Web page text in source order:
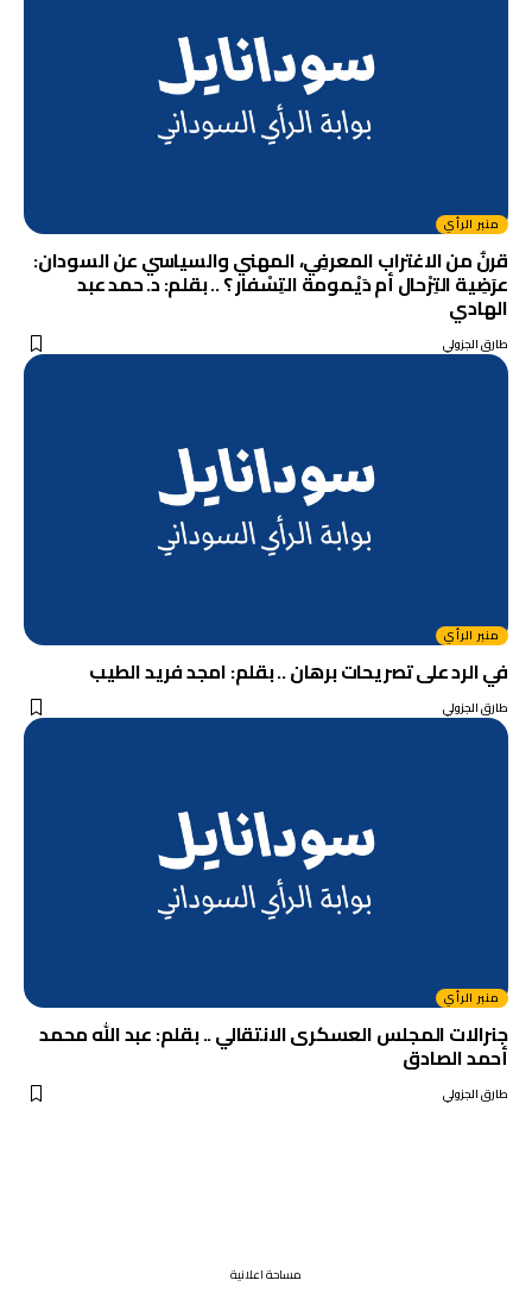
منبر الرأي
قرنٌ من الاغتراب المعرفِي، المهني والسياسي عن السودان:
عرَضِية التِرْحال أم دَيْمومة التِسْفار ؟ .. بقلم: د. حمد عبد
الهادي
طارق الجزولي
منبر الرأي
في الرد على تصريحات برهان .. بقلم: امجد فريد الطيب
طارق الجزولي
منبر الرأي
جنرالات المجلس العسكرى الانتقالي .. بقلم: عبد الله محمد
أحمد الصادق
طارق الجزولي
مساحة اعلانية